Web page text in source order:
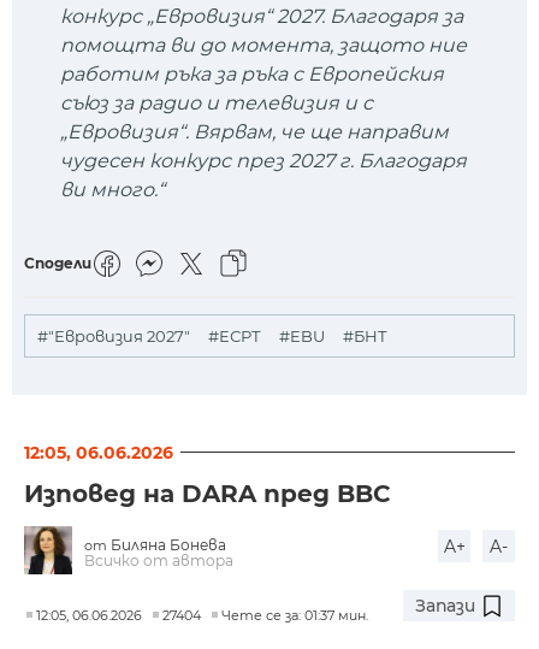
конкурс „Евровизия“ 2027. Благодаря за
помощта ви до момента, защото ние
работим ръка за ръка с Европейския
съюз за радио и телевизия и с
„Евровизия“. Вярвам, че ще направим
чудесен конкурс през 2027 г. Благодаря
ви много.“
Сподели
#"Евровизия 2027" #ЕСРТ #EBU #БНТ
12:05, 06.06.2026
Изповед на DARA пред BBC
от Биляна Бонева
Всичко от автора
A+ A-
12:05, 06.06.2026 27404 Чете се за: 01:37 мин. Запази